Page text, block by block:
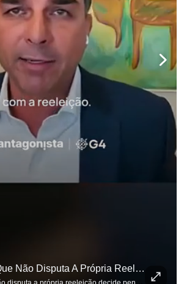
Um Presidente Que Não Disputa A Própria Reeleição Decide Pensando Em Quem Vem Depois.